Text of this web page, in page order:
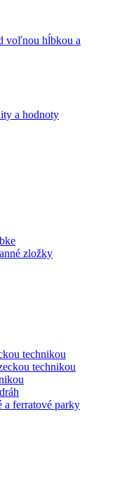
voľnou hĺbkou a
a hodnoty
zložky
technikou
technikou
a ferratové parky